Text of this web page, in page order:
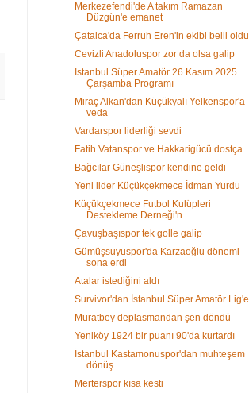
Merkezefendi'de A takım Ramazan
Düzgün'e emanet
Çatalca'da Ferruh Eren'in ekibi belli oldu
Cevizli Anadoluspor zor da olsa galip
İstanbul Süper Amatör 26 Kasım 2025
Çarşamba Programı
Miraç Alkan'dan Küçükyalı Yelkenspor'a
veda
Vardarspor liderliği sevdi
Fatih Vatanspor ve Hakkarigücü dostça
Bağcılar Güneşlispor kendine geldi
Yeni lider Küçükçekmece İdman Yurdu
Küçükçekmece Futbol Kulüpleri
Destekleme Derneği'n...
Çavuşbaşıspor tek golle galip
Gümüşsuyuspor'da Karzaoğlu dönemi
sona erdi
Atalar istediğini aldı
Survivor'dan İstanbul Süper Amatör Lig'e
Muratbey deplasmandan şen döndü
Yeniköy 1924 bir puanı 90'da kurtardı
İstanbul Kastamonuspor'dan muhteşem
dönüş
Merterspor kısa kesti